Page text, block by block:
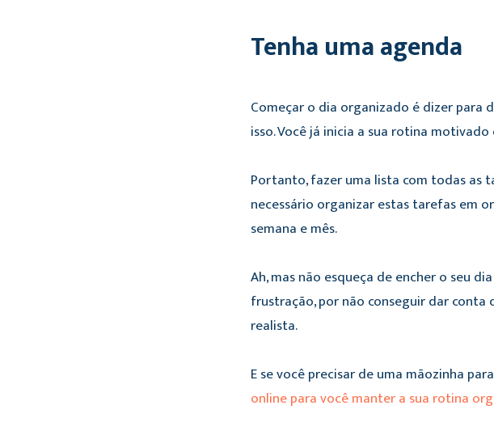
Tenha uma agenda
Começar o dia organizado é dizer para
isso. Você já inicia a sua rotina
Portanto, fazer uma lista com todas as
necessário organizar estas tarefas em
semana e mês.
Ah, mas não esqueça de encher o seu
frustração, por não conseguir dar conta
realista.
E se você precisar de uma mãozinha
online para você manter a sua rotina